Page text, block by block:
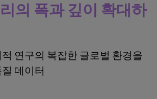
의 폭과 깊이 확대하
연구의 복잡한 글로벌 환경을
데이터